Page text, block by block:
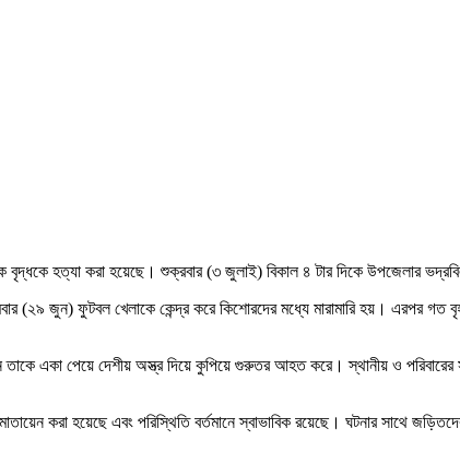
হত্যা করা হয়েছে। শুক্রবার (৩ জুলাই) বিকাল ৪ টার দিকে উপজেলার
(২৯ জুন) ফুটবল খেলাকে কেন্দ্র করে কিশোরদের মধ্যে মারামারি হয়। এরপর গত
একা পেয়ে দেশীয় অস্ত্র দিয়ে কুপিয়ে গুরুতর আহত করে। স্থানীয় ও
করা হয়েছে এবং পরিস্থিতি বর্তমানে স্বাভাবিক রয়েছে। ঘটনার সাথে